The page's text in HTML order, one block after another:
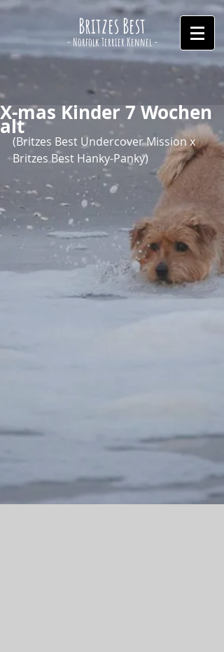
Britzes Best
- Norfolk Terrier Kennel -
X-mas Kinder 7 Wochen
alt
(Britzes Best Undercover Mission x
Britzes Best Hanky-Panky)